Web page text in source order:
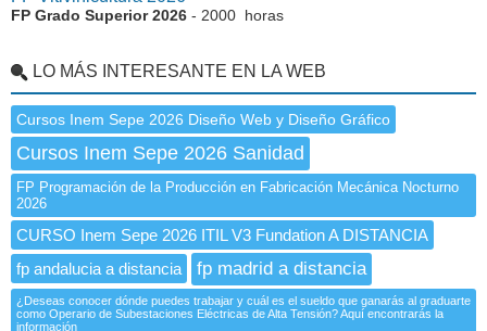
FP Grado Superior 2026 - 2000 horas
LO MÁS INTERESANTE EN LA WEB
Cursos Inem Sepe 2026 Diseño Web y Diseño Gráfico
Cursos Inem Sepe 2026 Sanidad
FP Programación de la Producción en Fabricación Mecánica Nocturno
2026
CURSO Inem Sepe 2026 ITIL V3 Fundation A DISTANCIA
fp andalucia a distancia
fp madrid a distancia
¿Deseas conocer dónde puedes trabajar y cuál es el sueldo que ganarás al graduarte
como Operario de Subestaciones Eléctricas de Alta Tensión? Aquí encontrarás la
información